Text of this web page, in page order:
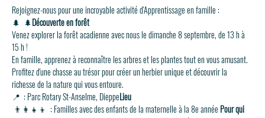
Rejoignez-nous pour une incroyable activité d'Apprentissage en famille :
🌲 🌲Découverte en forêt
Venez explorer la forêt acadienne avec nous le dimanche 8 septembre, de 13 h à
15 h !
En famille, apprenez à reconnaître les arbres et les plantes tout en vous amusant.
Profitez d'une chasse au trésor pour créer un herbier unique et découvrir la
richesse de la nature qui vous entoure.
📍 : Parc Rotary St-Anselme, DieppeLieu
👨‍👩‍👧‍👦 : Familles avec des enfants de la maternelle à la 8e année Pour qui